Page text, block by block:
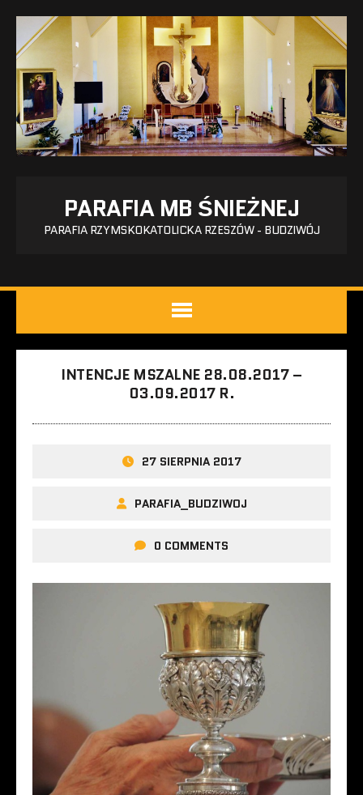
PARAFIA MB ŚNIEŻNEJ
PARAFIA RZYMSKOKATOLICKA RZESZÓW - BUDZIWÓJ
INTENCJE MSZALNE 28.08.2017 –
03.09.2017 R.
27 SIERPNIA 2017
PARAFIA_BUDZIWOJ
0 COMMENTS